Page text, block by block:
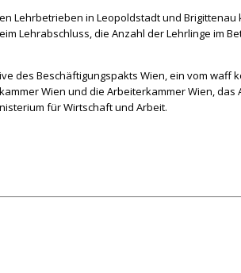
Lehrbetrieben in Leopoldstadt und
Lehrabschluss, die Anzahl der Lehrlinge im
des Beschäftigungspakts Wien, ein vom
Wien und die Arbeiterkammer Wien,
für Wirtschaft und Arbeit.